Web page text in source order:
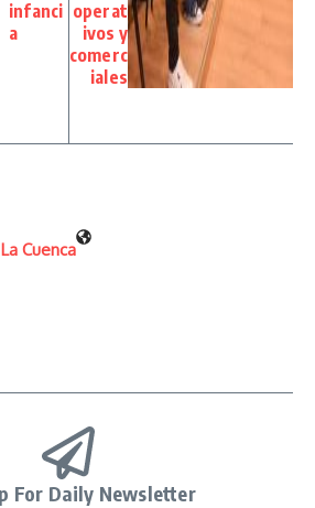
infanci
a
operat
ivos y
comerc
iales
Cuenca
For Daily Newsletter